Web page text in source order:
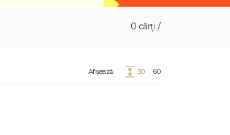
0 cărți /
Afișează: 30 60